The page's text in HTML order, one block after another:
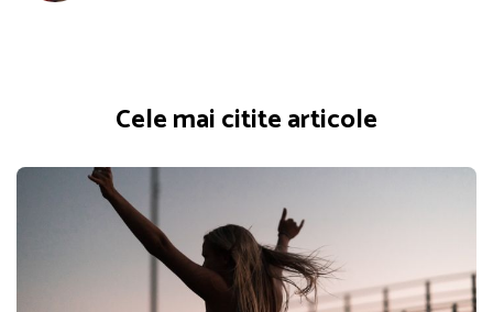
Cele mai citite articole